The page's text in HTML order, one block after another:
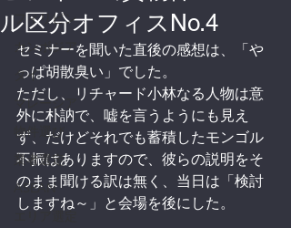
フィリピン
カンボジア
タイ
マレーシア
物件選び
業者選定
ASEAN
エリア選定
ル区分オフィスNo.4
セミナーを聞いた直後の感想は、「や
っぱ胡散臭い」でした。
ただし、リチャード小林なる人物は意
外に朴訥で、嘘を言うようにも見え
ず、だけどそれでも蓄積したモンゴル
不振はありますので、彼らの説明をそ
のまま聞ける訳は無く、当日は「検討
しますね～」と会場を後にした。